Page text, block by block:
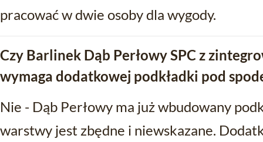
pracować w dwie osoby dla wygody.
Czy Barlinek Dąb Perłowy SPC z
wymaga dodatkowej podkładki pod
Nie - Dąb Perłowy ma już wbudowany
warstwy jest zbędne i niewskazane.